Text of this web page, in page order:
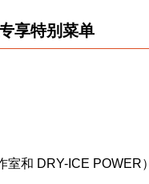
享特别菜单
和 DRY-ICE POWER）